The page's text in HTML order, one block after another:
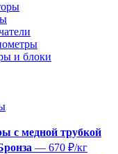
и блоки
с медной трубкой
— 670 ₽/кг